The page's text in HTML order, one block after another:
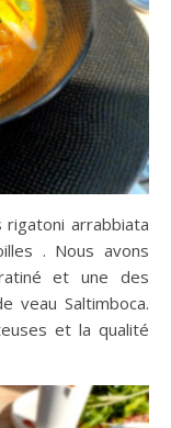
arrabbiata
. Nous avons
et une des
veau Saltimboca.
et la qualité